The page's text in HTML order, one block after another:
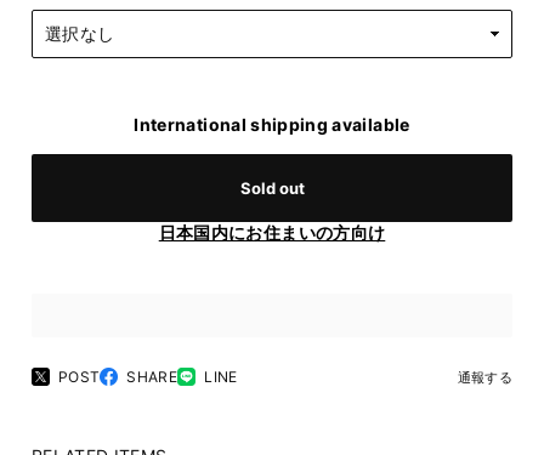
International shipping available
Sold out
日本国内にお住まいの方向け
POST SHARE LINE 通報する